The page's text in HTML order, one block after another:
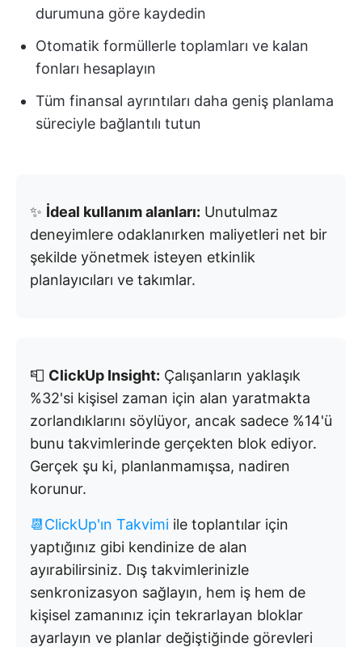
durumuna göre kaydedin
Otomatik formüllerle toplamları ve kalan
fonları hesaplayın
Tüm finansal ayrıntıları daha geniş planlama
süreciyle bağlantılı tutun
✨ İdeal kullanım alanları: Unutulmaz
deneyimlere odaklanırken maliyetleri net bir
şekilde yönetmek isteyen etkinlik
planlayıcıları ve takımlar.
📮 ClickUp Insight: Çalışanların yaklaşık
%32'si kişisel zaman için alan yaratmakta
zorlandıklarını söylüyor, ancak sadece %14'ü
bunu takvimlerinde gerçekten blok ediyor.
Gerçek şu ki, planlanmamışsa, nadiren
korunur.
📆ClickUp'ın Takvimi ile toplantılar için
yaptığınız gibi kendinize de alan
ayırabilirsiniz. Dış takvimlerinizle
senkronizasyon sağlayın, hem iş hem de
kişisel zamanınız için tekrarlayan bloklar
ayarlayın ve planlar değiştiğinde görevleri